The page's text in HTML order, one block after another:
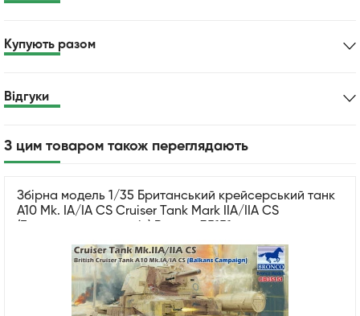
Купують разом
Відгуки
З цим товаром також переглядають
Збірна модель 1/35 Британський крейсерський танк
A10 Mk. IA/IA CS Cruiser Tank Mark IIA/IIA CS